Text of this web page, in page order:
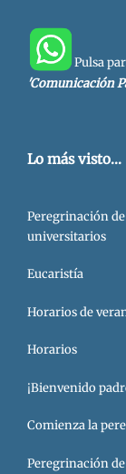
Pulsa
'Comunicación
Lo más visto...
Peregrinación
universitarios
Eucaristía
Horarios de
Horarios
¡Bienvenido
Comienza la
Peregrinación